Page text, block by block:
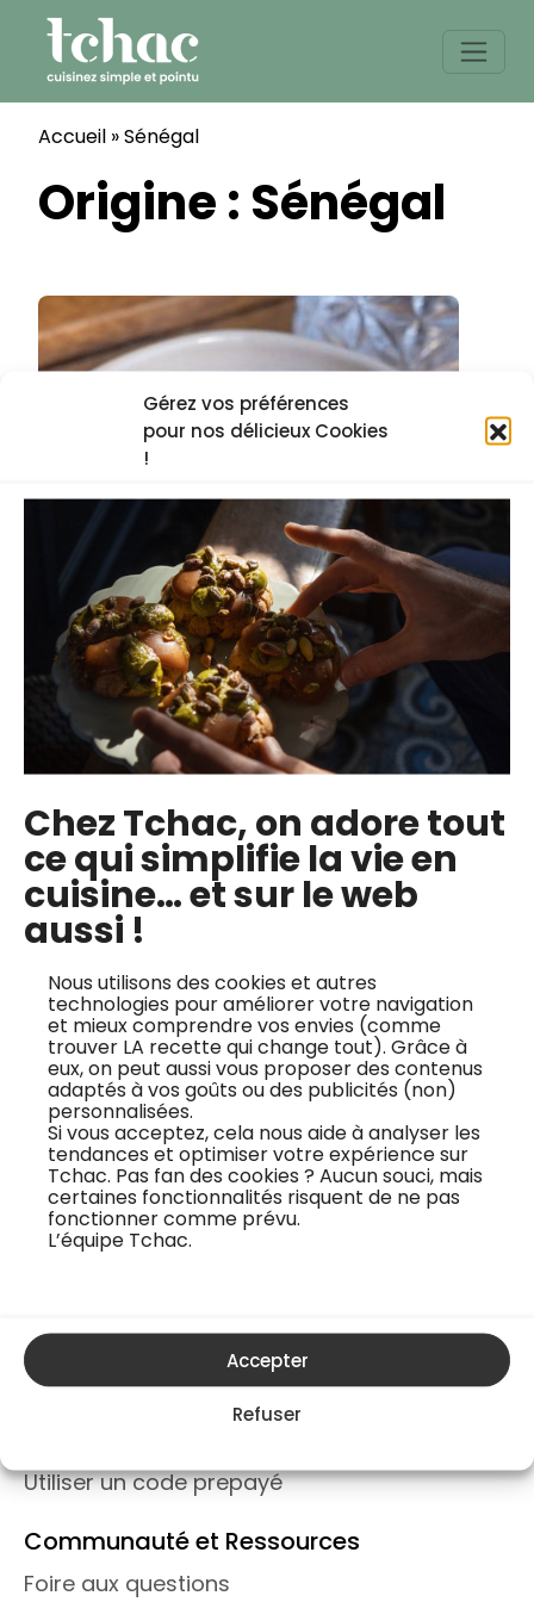
Gérez vos préférences
pour nos délicieux Cookies
!
Chez Tchac, on adore tout
ce qui simplifie la vie en
cuisine… et sur le web
aussi !
Nous utilisons des cookies et autres
technologies pour améliorer votre navigation
et mieux comprendre vos envies (comme
trouver LA recette qui change tout). Grâce à
eux, on peut aussi vous proposer des contenus
adaptés à vos goûts ou des publicités (non)
personnalisées.
Si vous acceptez, cela nous aide à analyser les
tendances et optimiser votre expérience sur
Tchac. Pas fan des cookies ? Aucun souci, mais
certaines fonctionnalités risquent de ne pas
fonctionner comme prévu.
L’équipe Tchac.
Accepter
Refuser
content
Accueil »Sénégal
Origine : Sénégal
Pêche pochée à l’hibiscus
Jean-François Bury : Quel revêtement
tchac.co
Informations Légales et Vie Privée
Politique de confidentialité
Entreprise et Partenariats
Utiliser un code prepayé
Communauté et Ressources
Foire aux questions